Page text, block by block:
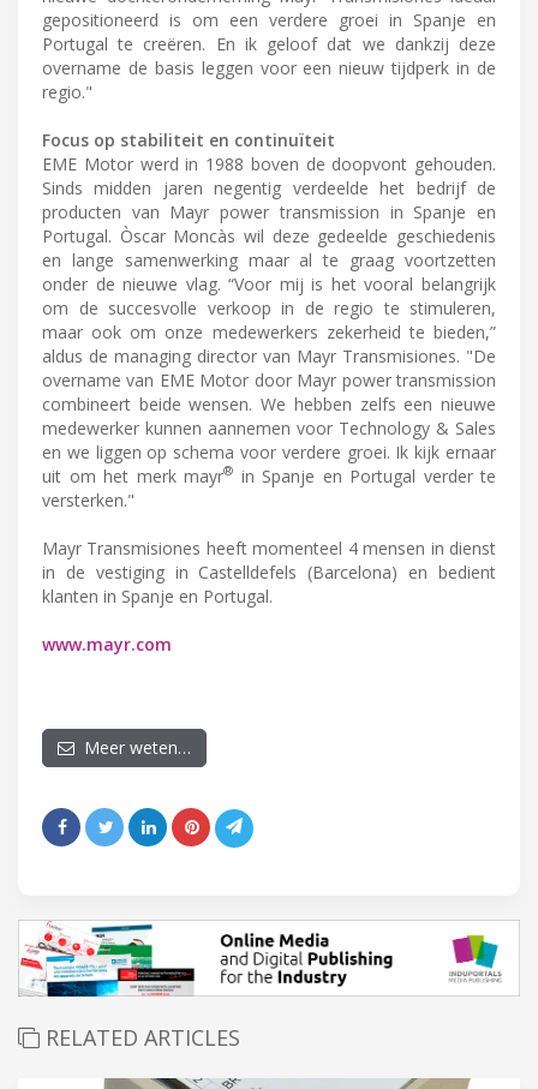
gepositioneerd is om een verdere groei in Spanje en
Portugal te creëren. En ik geloof dat we dankzij deze
overname de basis leggen voor een nieuw tijdperk in de
regio."
Focus op stabiliteit en continuïteit
EME Motor werd in 1988 boven de doopvont gehouden.
Sinds midden jaren negentig verdeelde het bedrijf de
producten van Mayr power transmission in Spanje en
Portugal. Òscar Moncàs wil deze gedeelde geschiedenis
en lange samenwerking maar al te graag voortzetten
onder de nieuwe vlag. “Voor mij is het vooral belangrijk
om de succesvolle verkoop in de regio te stimuleren,
maar ook om onze medewerkers zekerheid te bieden,”
aldus de managing director van Mayr Transmisiones. "De
overname van EME Motor door Mayr power transmission
combineert beide wensen. We hebben zelfs een nieuwe
medewerker kunnen aannemen voor Technology & Sales
en we liggen op schema voor verdere groei. Ik kijk ernaar
uit om het merk mayr® in Spanje en Portugal verder te
versterken."
Mayr Transmisiones heeft momenteel 4 mensen in dienst
in de vestiging in Castelldefels (Barcelona) en bedient
klanten in Spanje en Portugal.
www.mayr.com
Meer weten…
RELATED ARTICLES